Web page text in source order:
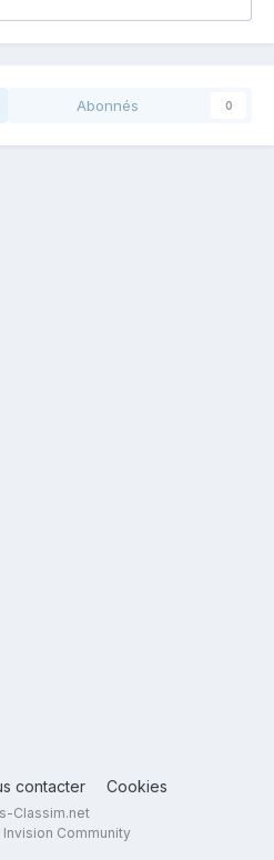
Abonnés 0
contacter Cookies
Classim.net
Community